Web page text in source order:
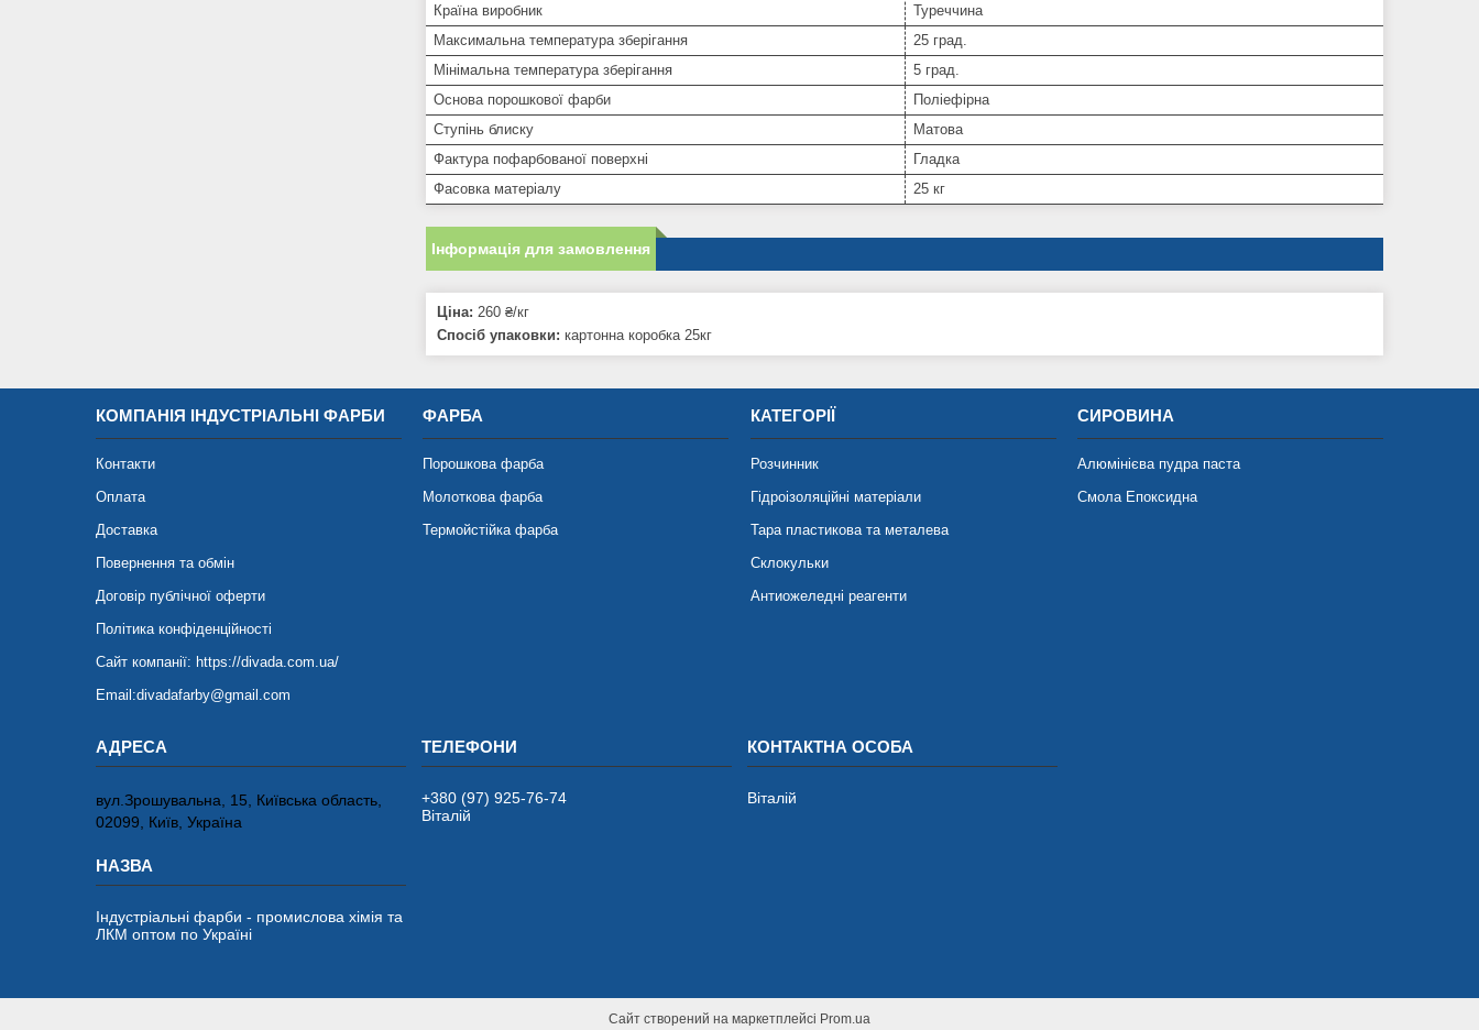
Країна виробник
Туреччина
Максимальна температура зберігання
25 град.
Мінімальна температура зберігання
5 град.
Основа порошкової фарби
Поліефірна
Ступінь блиску
Матова
Фактура пофарбованої поверхні
Гладка
Фасовка матеріалу
25 кг
Інформація для замовлення
Ціна: 260 ₴/кг
Спосіб упаковки: картонна коробка 25кг
КОМПАНІЯ ІНДУСТРІАЛЬНІ ФАРБИ
Контакти
Оплата
Доставка
Повернення та обмін
Договір публічної оферти
Політика конфіденційності
Сайт компанії: https://divada.com.ua/
Email:divadafarby@gmail.com
ФАРБА
Порошкова фарба
Молоткова фарба
Термойстійка фарба
КАТЕГОРІЇ
Розчинник
Гідроізоляційні матеріали
Тара пластикова та металева
Склокульки
Антиожеледні реагенти
СИРОВИНА
Алюмінієва пудра паста
Смола Епоксидна
вул.Зрошувальна, 15, Київська область,
02099, Київ, Україна
Індустріальні фарби - промислова хімія та
ЛКМ оптом по Україні
+380 (97) 925-76-74
Віталій
Віталій
Сайт створений на маркетплейсі Prom.ua